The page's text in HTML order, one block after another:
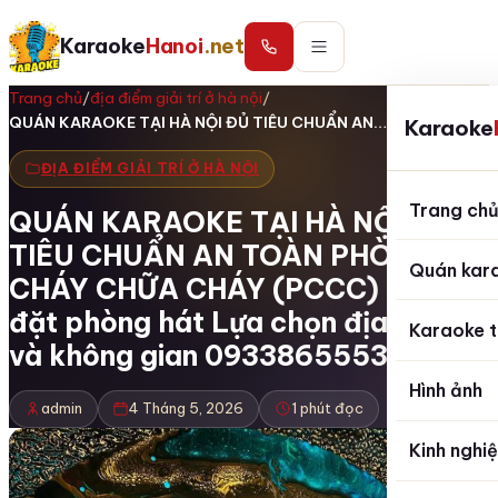
KaraokeHanoi.net
Karaoke
Trang chủ
Quán
Karaoke
Hình ảnh
Kinh
Trang chủ/địa điểm giải trí ở hà nội/
QUÁN KARAOKE TẠI HÀ NỘI ĐỦ TIÊU CHUẨN AN…
ĐỊA ĐIỂM GIẢI TRÍ Ở HÀ NỘI
QUÁN KARAOKE TẠI HÀ NỘI ĐỦ
TIÊU CHUẨN AN TOÀN PHÒNG
CHÁY CHỮA CHÁY (PCCC) Tư vấn
đặt phòng hát Lựa chọn địa điểm
và không gian 0933865553
admin 4 Tháng 5, 2026 1 phút đọc